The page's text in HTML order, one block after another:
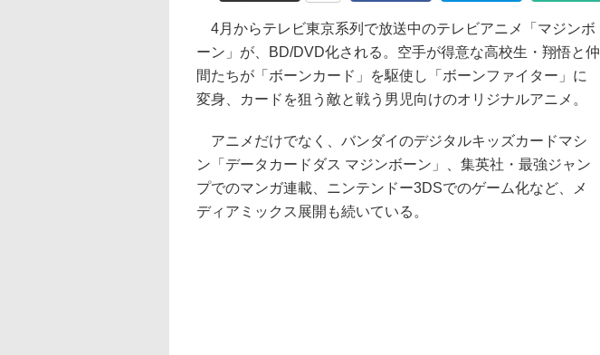
4月からテレビ東京系列で放送中のテレビアニメ「マジンボ
ーン」が、BD/DVD化される。空手が得意な高校生・翔悟と仲
間たちが「ボーンカード」を駆使し「ボーンファイター」に
変身、カードを狙う敵と戦う男児向けのオリジナルアニメ。
アニメだけでなく、バンダイのデジタルキッズカードマシ
ン「データカードダス マジンボーン」、集英社・最強ジャン
プでのマンガ連載、ニンテンドー3DSでのゲーム化など、メ
ディアミックス展開も続いている。